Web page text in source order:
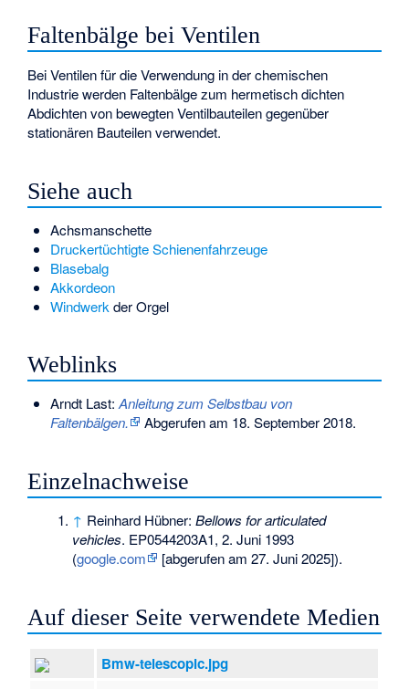
Faltenbälge bei Ventilen
Bei Ventilen für die Verwendung in der chemischen
Industrie werden Faltenbälge zum hermetisch dichten
Abdichten von bewegten Ventilbauteilen gegenüber
stationären Bauteilen verwendet.
Siehe auch
Achsmanschette
Druckertüchtigte Schienenfahrzeuge
Blasebalg
Akkordeon
Windwerk der Orgel
Weblinks
Arndt Last:Anleitung zum Selbstbau von
Faltenbälgen.
Abgerufen am 18. September 2018.
Einzelnachweise
↑ Reinhard Hübner:Bellows for articulated
vehicles. EP0544203A1, 2. Juni 1993
(google.com [abgerufen am 27. Juni 2025]).
Auf dieser Seite verwendete Medien
Bmw-telescopic.jpg